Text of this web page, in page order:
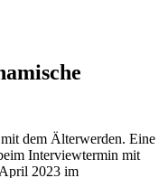
dem Älterwerden. Eine
Interviewtermin mit
2023 im